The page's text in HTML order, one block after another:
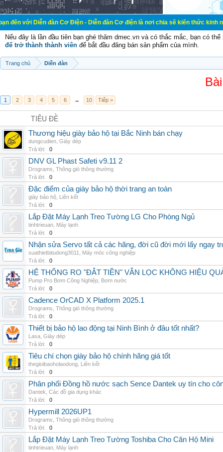
đàn Cơ Điện - Diễn đàn Cơ điện là nơi chia sẽ kiến thức kinh nghiệm
Nếu đây là lần đầu tiên bạn ghé thăm dmec.vn và có thắc mắc, bạn có
để trở thành thành viên để bắt đầu đăng bán sản phẩm của mình.
Trang chủ Diễn đàn
1 2 3 4 5 6 → 10 Tiếp >
TIÊU ĐỀ
Thương hiệu giày bảo hộ tại Bắc Ninh bán chạy
dungcudien Giày dép
Trả lời:
0
DNV GL Phast Safeti v9.11 2
Drograms Thông gió thông thường
Trả lời:
0
Đặc điểm của giày bảo hộ thời trang an toàn
giày bảo hộ Liên kết
Trả lời:
0
Lắp Đặt Máy Lạnh Treo Tường LG Cho Phòng Ngủ
tinhtrieuan Máy lạnh
Trả lời:
0
Nhận sửa Servo tất cả các hãng, đời cũ đời mới lấy ngay
suathietbitudong3011
Máy móc công nghiệp
Trả lời:
0
HỆ THỐNG RO "ĐẮT TIỀN" VẪN LỌC KHÔNG HIỆU
Pump Pro Bơm Công Nghiệp Bơm nước
Trả lời:
0
Cadence OrCAD X Platform 2025.1
Drograms Thông gió thông thường
Trả lời:
0
Thiết bị bảo hộ lao động tại Ninh Bình ở đâu tốt nhất?
Lasa Giày dép
Trả lời:
0
Tiêu chí chọn giày bảo hộ chính hãng giá tốt
thegioibaoholaodong Liên kết
Trả lời:
0
Phân phối Đồng hồ nước sạch Sence Dantek uy tín cho
Dantek Các đồ gia dụng khác
Trả lời:
0
Hypermill 2026UP1
Drograms Thông gió thông thường
Trả lời:
0
Lắp Đặt Máy Lạnh Treo Tường Toshiba Cho Căn Hộ Mini
tinhtrieuan Máy lạnh